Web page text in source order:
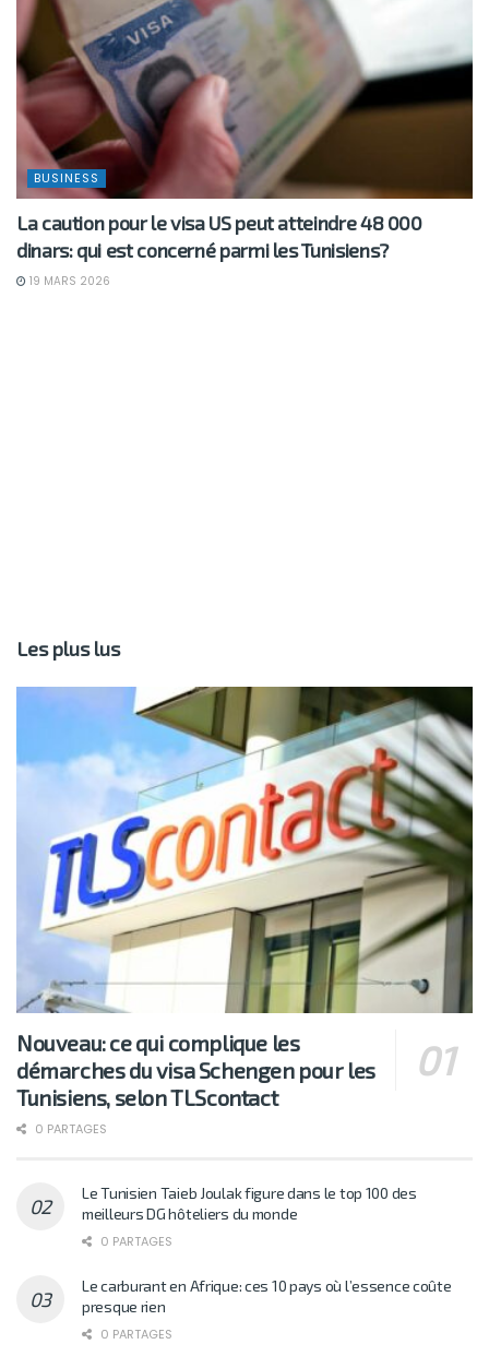
BUSINESS
La caution pour le visa US peut atteindre 48 000
dinars: qui est concerné parmi les Tunisiens?
19 MARS 2026
Les plus lus
Nouveau: ce qui complique les
démarches du visa Schengen pour les
Tunisiens, selon TLScontact
0 PARTAGES
Le Tunisien Taieb Joulak figure dans le top 100 des
meilleurs DG hôteliers du monde
0 PARTAGES
Le carburant en Afrique: ces 10 pays où l’essence coûte
presque rien
0 PARTAGES